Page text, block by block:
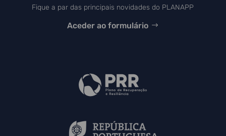
Fique a par das principais novidades do PLANAPP
Aceder ao formulário